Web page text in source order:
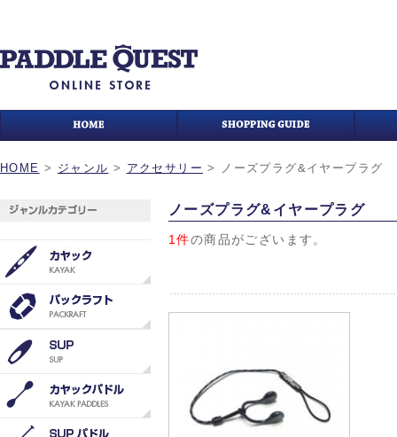
HOME > ジャンル > アクセサリー > ノーズプラグ&イヤープラグ
ノーズプラグ&イヤープラグ
1件の商品がございます。